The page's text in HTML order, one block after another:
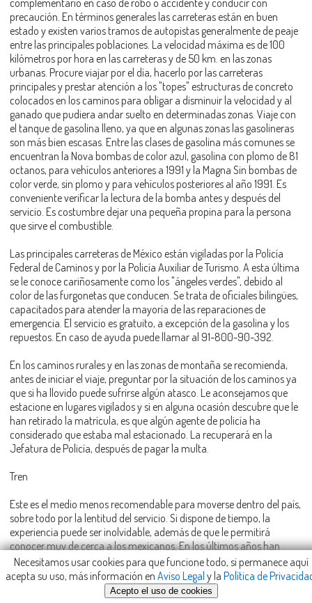
precaución. En términos generales las carreteras están en buen
estado y existen varios tramos de autopistas generalmente de peaje
entre las principales poblaciones. La velocidad máxima es de 100
kilómetros por hora en las carreteras y de 50 km. en las zonas
urbanas. Procure viajar por el día, hacerlo por las carreteras
principales y prestar atención a los "topes" estructuras de concreto
colocados en los caminos para obligar a disminuir la velocidad y al
ganado que pudiera andar suelto en determinadas zonas. Viaje con
el tanque de gasolina lleno, ya que en algunas zonas las gasolineras
son más bien escasas. Entre las clases de gasolina más comunes se
encuentran la Nova bombas de color azul, gasolina con plomo de 81
octanos, para vehículos anteriores a 1991 y la Magna Sin bombas de
color verde, sin plomo y para vehículos posteriores al año 1991. Es
conveniente verificar la lectura de la bomba antes y después del
servicio. Es costumbre dejar una pequeña propina para la persona
que sirve el combustible.
Las principales carreteras de México están vigiladas por la Policía
Federal de Caminos y por la Policía Auxiliar de Turismo. A esta última
se le conoce cariñosamente como los "ángeles verdes", debido al
color de las furgonetas que conducen. Se trata de oficiales bilingües,
capacitados para atender la mayoría de las reparaciones de
emergencia. El servicio es gratuito, a excepción de la gasolina y los
repuestos. En caso de ayuda puede llamar al 91-800-90-392.
En los caminos rurales y en las zonas de montaña se recomienda,
antes de iniciar el viaje, preguntar por la situación de los caminos ya
que si ha llovido puede sufrirse algún atasco. Le aconsejamos que
estacione en lugares vigilados y si en alguna ocasión descubre que le
han retirado la matrícula, es que algún agente de policía ha
considerado que estaba mal estacionado. La recuperará en la
Jefatura de Policía, después de pagar la multa.
Tren
Este es el medio menos recomendable para moverse dentro del país,
sobre todo por la lentitud del servicio. Si dispone de tiempo, la
experiencia puede ser inolvidable, además de que le permitirá
conocer muy de cerca a los mexicanos. En los últimos años han
surgido rutas nuevas en donde el gobierno mexicano ha invertido
importantes cantidades para mejorar el servicio, introduciendo
nuevos coches cama y coches comedor. Las rutas que más han
Necesitamos usar cookies para que funcione todo, si permanece aquí
acepta su uso, más información en Aviso Legal y la Política de
Acepto el uso de cookies